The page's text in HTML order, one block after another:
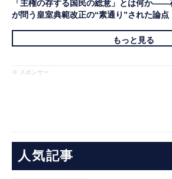
「主権の存する国民の総意」とは何か――
が問う皇室典範改正の“素通り”された論点
もっと見る
※ スポンサー
人気記事